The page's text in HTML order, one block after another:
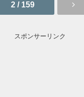
2 / 159
スポンサーリンク